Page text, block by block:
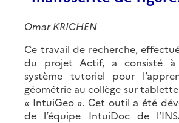
Omar KRICHEN
Ce travail de recherche,
du projet Actif, a consisté à
système tutoriel pour
géométrie au collège sur
« IntuiGeo ». Cet outil a été
de l’équipe IntuiDoc de